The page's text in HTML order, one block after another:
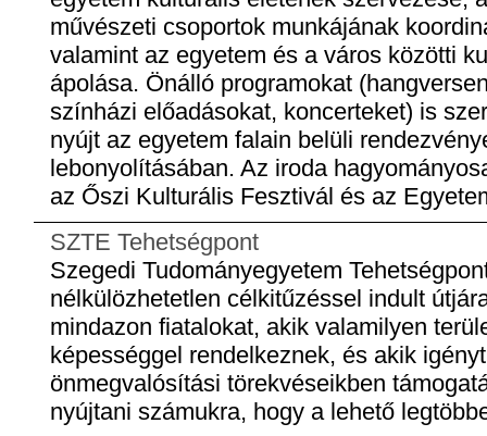
művészeti csoportok munkájának
valamint az egyetem és a város közötti
ápolása. Önálló programokat
színházi előadásokat, koncerteket) is
nyújt az egyetem falain belüli
lebonyolításában. Az iroda
az Őszi Kulturális Fesztivál és az
SZTE Tehetségpont
Szegedi Tudományegyetem
nélkülözhetetlen célkitűzéssel indult
mindazon fiatalokat, akik valamilyen
képességgel rendelkeznek, és akik
önmegvalósítási törekvéseikben
nyújtani számukra, hogy a lehető